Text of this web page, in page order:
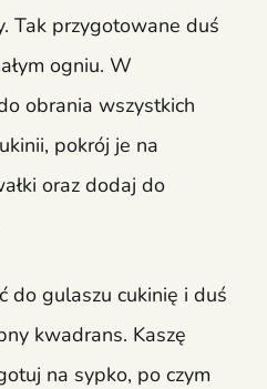
Tak przygotowane duś
ogniu. W
obrania wszystkich
pokrój je na
oraz dodaj do
do gulaszu cukinię i duś
kwadrans. Kaszę
na sypko, po czym